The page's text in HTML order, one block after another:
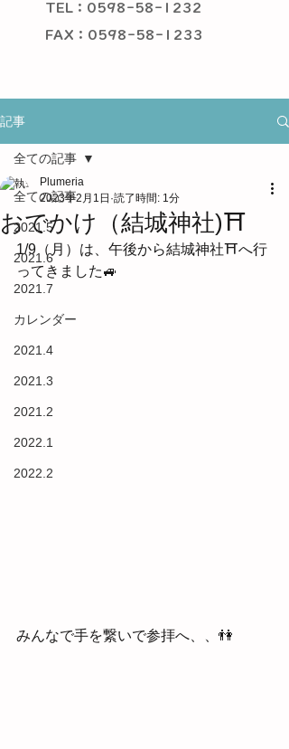
TEL：0598-58-1232
​ FAX：0598-58-1233
記事
全ての記事
2021.5
2021.6
2021.7
カレンダー
2021.4
2021.3
2021.2
2022.1
2022.2
全ての記事
おでかけ（結城神社)⛩
Plumeria
2023年2月1日 読了時間: 1分
1/9（月）は、午後から結城神社⛩へ行
ってきました🚙
みんなで手を繋いで参拝へ、、👫